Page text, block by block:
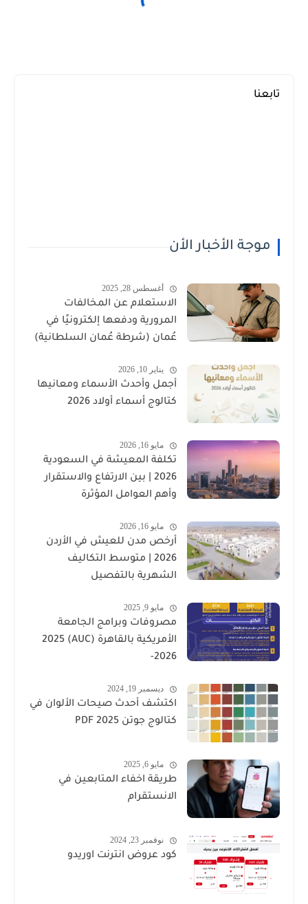
تابعنا
موجة الأخبار الأن
أغسطس 28, 2025
الاستعلام عن المخالفات
المرورية ودفعها إلكترونيًا في
عُمان (شرطة عُمان السلطانية)
يناير 10, 2026
أجمل وأحدث الأسماء ومعانيها
كتالوج أسماء أولاد 2026
مايو 16, 2026
تكلفة المعيشة في السعودية
2026 | بين الارتفاع والاستقرار
وأهم العوامل المؤثرة
مايو 16, 2026
أرخص مدن للعيش في الأردن
2026 | متوسط التكاليف
الشهرية بالتفصيل
مايو 9, 2025
مصروفات وبرامج الجامعة
الأمريكية بالقاهرة (AUC) 2025
-2026
ديسمبر 19, 2024
اكتشف أحدث صيحات الألوان في
كتالوج جوتن PDF 2025
مايو 6, 2025
طريقة اخفاء المتابعين في
الانستقرام
نوفمبر 23, 2024
كود عروض انترنت اوريدو